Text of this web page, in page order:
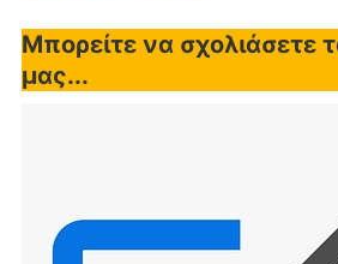
Μπορείτε να σχολιάσετε
μας...